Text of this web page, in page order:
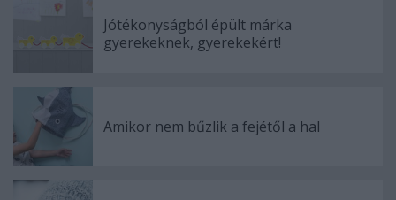
Jótékonyságból épült márka
gyerekeknek, gyerekekért!
Amikor nem bűzlik a fejétől a hal